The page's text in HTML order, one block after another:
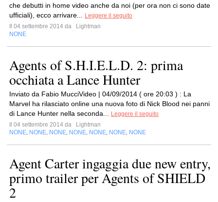
che debutti in home video anche da noi (per ora non ci sono date
ufficiali), ecco arrivare...
Leggere il seguito
Il 04 settembre 2014 da
Lightman
NONE
Agents of S.H.I.E.L.D. 2: prima
occhiata a Lance Hunter
Inviato da Fabio MucciVideo | 04/09/2014 ( ore 20:03 ) : La
Marvel ha rilasciato online una nuova foto di Nick Blood nei panni
di Lance Hunter nella seconda...
Leggere il seguito
Il 04 settembre 2014 da
Lightman
NONE NONE NONE NONE NONE NONE NONE
Agent Carter ingaggia due new entry,
primo trailer per Agents of SHIELD
2